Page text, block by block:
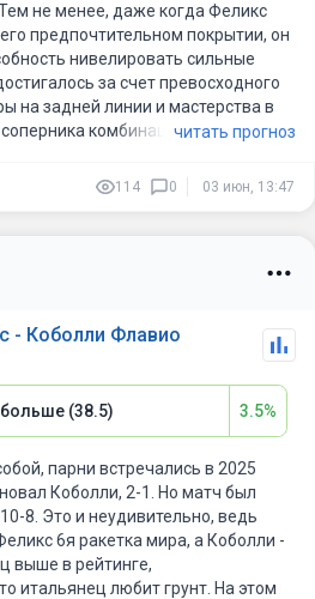
не менее, даже когда Феликс
предпочтительном покрытии, он
нивелировать сильные
за счет превосходного
на задней линии и мастерства в
комбинаций.
Для Коболли же это станет
в полуфинал турнира серии
читать прогноз
114 0 03 июн, 13:47
- Коболли Флавио
(38.5) 3.5%
парни встречались в 2025
Коболли, 2-1. Но матч был
8. Это и неудивительно, ведь
6я ракетка мира, а Коболли -
выше в рейтинге,
итальянец любит грунт. На этом